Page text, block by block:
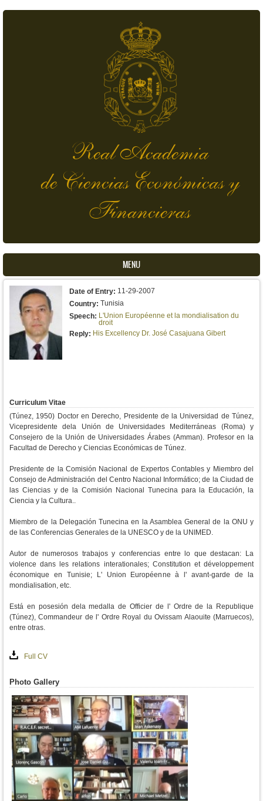
Real Academia
de Ciencias Económicas y
Financieras
MENU
Date of Entry: 11-29-2007
Country: Tunisia
Speech: L'Union Européenne et la mondialisation du
droit
Reply: His Excellency Dr. José Casajuana Gibert
Curriculum Vitae
(Túnez, 1950) Doctor en Derecho, Presidente de la Universidad de Túnez,
Vicepresidente dela Unión de Universidades Mediterráneas (Roma) y
Consejero de la Unión de Universidades Árabes (Amman). Profesor en la
Facultad de Derecho y Ciencias Económicas de Túnez.
Presidente de la Comisión Nacional de Expertos Contables y Miembro del
Consejo de Administración del Centro Nacional Informático; de la Ciudad de
las Ciencias y de la Comisión Nacional Tunecina para la Educación, la
Ciencia y la Cultura..
Miembro de la Delegación Tunecina en la Asamblea General de la ONU y
de las Conferencias Generales de la UNESCO y de la UNIMED.
Autor de numerosos trabajos y conferencias entre lo que destacan: La
violence dans les relations interationales; Constitution et développement
économique en Tunisie; L' Union Européenne à l' avant-garde de la
mondialisation, etc.
Está en posesión dela medalla de Officier de l' Ordre de la Republique
(Túnez), Commandeur de l' Ordre Royal du Ovissam Alaouite (Marruecos),
entre otras.
Full CV
Photo Gallery